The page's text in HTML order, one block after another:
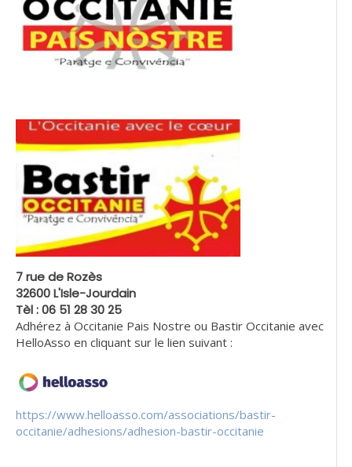
7 rue de Rozès
32600 L'Isle-Jourdain
Tèl : 06 51 28 30 25
Adhérez à Occitanie Pais Nostre ou Bastir Occitanie avec
HelloAsso en cliquant sur le lien suivant :
https://www.helloasso.com/associations/bastir-
occitanie/adhesions/adhesion-bastir-occitanie